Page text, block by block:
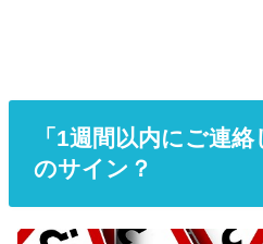
「1週間以内にご連
のサイン？